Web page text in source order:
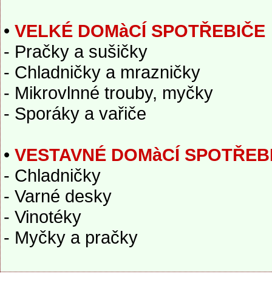
• VELKÉ DOMàCÍ SPOTŘEBIČE
- Pračky a sušičky
- Chladničky a mrazničky
- Mikrovlnné trouby, myčky
- Sporáky a vařiče
• VESTAVNÉ DOMàCÍ
- Chladničky
- Varné desky
- Vinotéky
- Myčky a pračky